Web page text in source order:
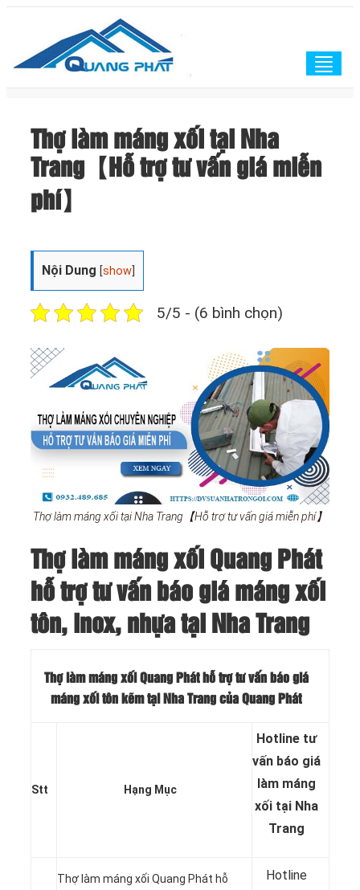
Thợ làm máng xối tại Nha
Trang【Hỗ trợ tư vấn giá miễn
phí】
Nội Dung [show
5/5 - (6 bình chọn)
Thợ làm máng xối tại Nha Trang【Hỗ trợ tư vấn giá miễn phí】
Thợ làm máng xối Quang Phát
hỗ trợ tư vấn báo giá máng xối
tôn, inox, nhựa tại Nha Trang
Thợ làm máng xối Quang Phát hỗ trợ tư vấn báo giá
máng xối tôn kẽm tại Nha Trang của Quang Phát
Stt Hạng Mục
Hotline tư
vấn báo giá
làm máng
xối tại Nha
Trang
Thợ làm máng xối Quang Phát hỗ
Hotline